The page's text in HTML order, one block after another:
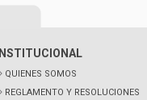
INSTITUCIONAL
QUIENES SOMOS
REGLAMENTO Y RESOLUCIONES